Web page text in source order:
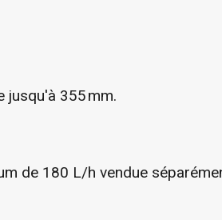
jusqu'à 355 mm.
de 180 L/h vendue